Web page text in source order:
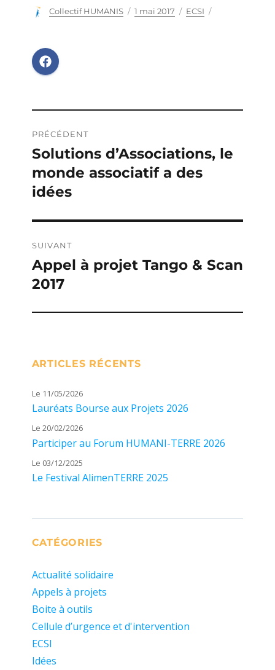
Auteur
Collectif HUMANIS
Publié
1 mai 2017 Catégories
ECSI
de
l’article
PRÉCÉDENT
Publication
précédente :
Solutions d’Associations, le
monde associatif a des
idées
SUIVANT
Publication
suivante :
Appel à projet Tango & Scan
2017
ARTICLES RÉCENTS
Le 11/05/2026
Lauréats Bourse aux Projets 2026
Le 20/02/2026
Participer au Forum HUMANI-TERRE 2026
Le 03/12/2025
Le Festival AlimenTERRE 2025
CATÉGORIES
Actualité solidaire
Appels à projets
Boite à outils
Cellule d’urgence et d'intervention
ECSI
Idées